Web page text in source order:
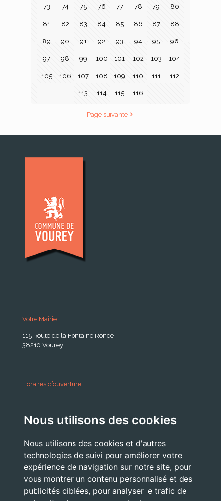
Nous utilisons des cookies
Nous utilisons des cookies et d'autres
technologies de suivi pour améliorer votre
expérience de navigation sur notre site, pour
vous montrer un contenu personnalisé et des
publicités ciblées, pour analyser le trafic de
73 74 75 76 77 78 79 80
81 82 83 84 85 86 87 88
89 90 91 92 93 94 95 96
97 98 99 100 101 102 103 104
105 106 107 108 109 110 111 112
113 114 115 116
Page suivante
Votre Mairie
115 Route de la Fontaine Ronde
38210 Vourey
Horaires d’ouverture
Lundi . Mardi : 10h 12h /16h 18h30
Jeudi . Vendredi : 13h30 / 17h
Nous Contacter